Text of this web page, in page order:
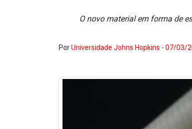
O novo material em forma de
PorUniversidade Johns Hopkins - 07/03/